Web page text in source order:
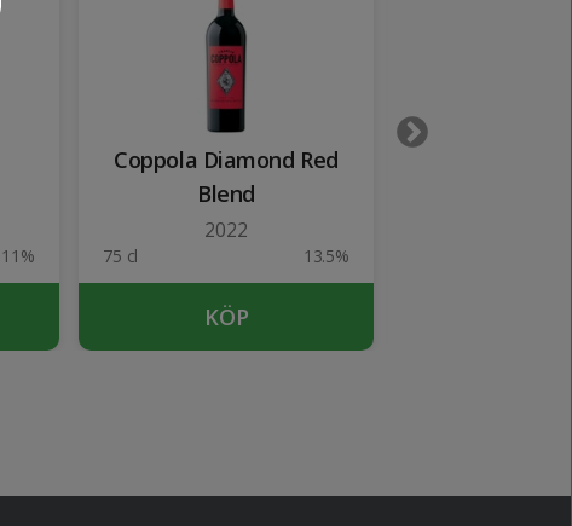
11%
Coppola Diamond Red
Blend
2022
75 cl 13.5%
KÖP